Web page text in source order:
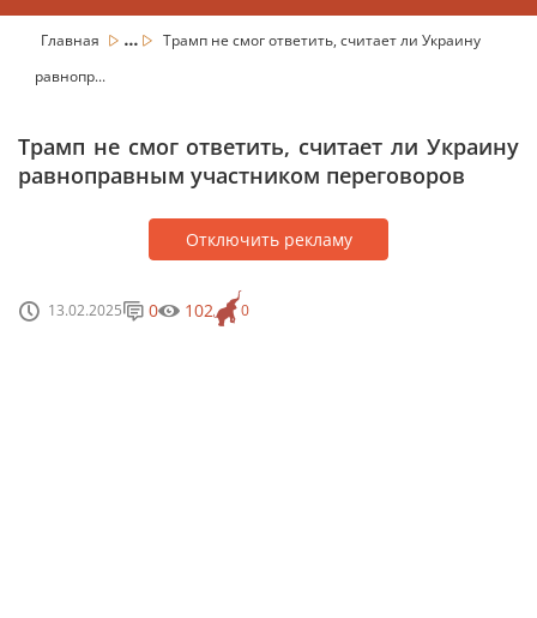
Главная ...
Трамп не смог ответить, считает ли Украину
равнопр...
Трамп не смог ответить, считает ли Украину
равноправным участником переговоров
Отключить рекламу
13.02.2025 0
0 102